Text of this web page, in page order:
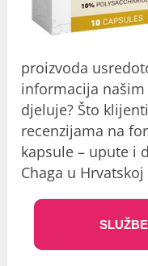
proizvoda
informacija
djeluje? Što
recenzijama na
kapsule – upute i
Chaga u